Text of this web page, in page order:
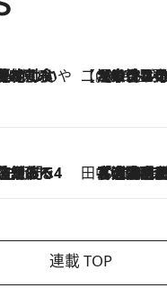
を満喫
ェラートに集約 【CREA×星野リゾート】
2026.8.7
【トンボの足水浴】ヒノキの香りに包まれて涼感
みで4年目の立川立飛歌舞伎へ 田中稲の勝
2026.8.7
「湘南乃風に憧れて」観客大盛上がりの“タオル回し”に、ラッパー顔負けの高速歌唱まで…さだまさし（
連載 TOP